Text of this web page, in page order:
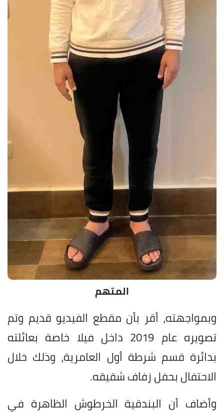
المتهم
وبمواجهته، أقر بأن مقطع الفيديو قديم وتم
تصويره عام 2019 داخل فيلا خاصة بعائلته
بدائرة قسم شرطة أول العامرية، وذلك خلال
الاحتفال بحفل زفاف شقيقه.
وأضاف أن البندقية الخرطوش الظاهرة في